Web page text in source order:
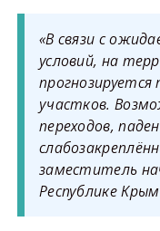
«В связи с
условий, на
участков.
переходов,
заместитель
Республике